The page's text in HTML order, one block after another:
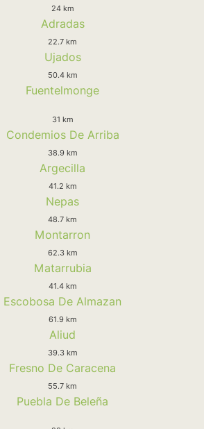
24 km
Adradas
22.7 km
Ujados
50.4 km
Fuentelmonge
31 km
Condemios De Arriba
38.9 km
Argecilla
41.2 km
Nepas
48.7 km
Montarron
62.3 km
Matarrubia
41.4 km
Escobosa De Almazan
61.9 km
Aliud
39.3 km
Fresno De Caracena
55.7 km
Puebla De Beleña